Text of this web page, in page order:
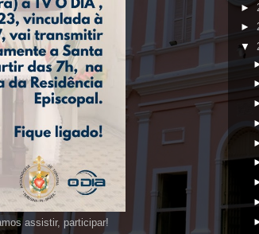
assistir, participar!
►
►
▼